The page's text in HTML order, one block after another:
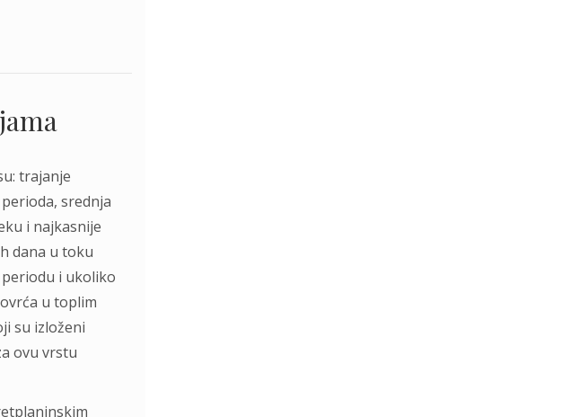
trajanje
srednja
i najkasnije
dana u toku
i ukoliko
u toplim
su izloženi
ovu vrstu